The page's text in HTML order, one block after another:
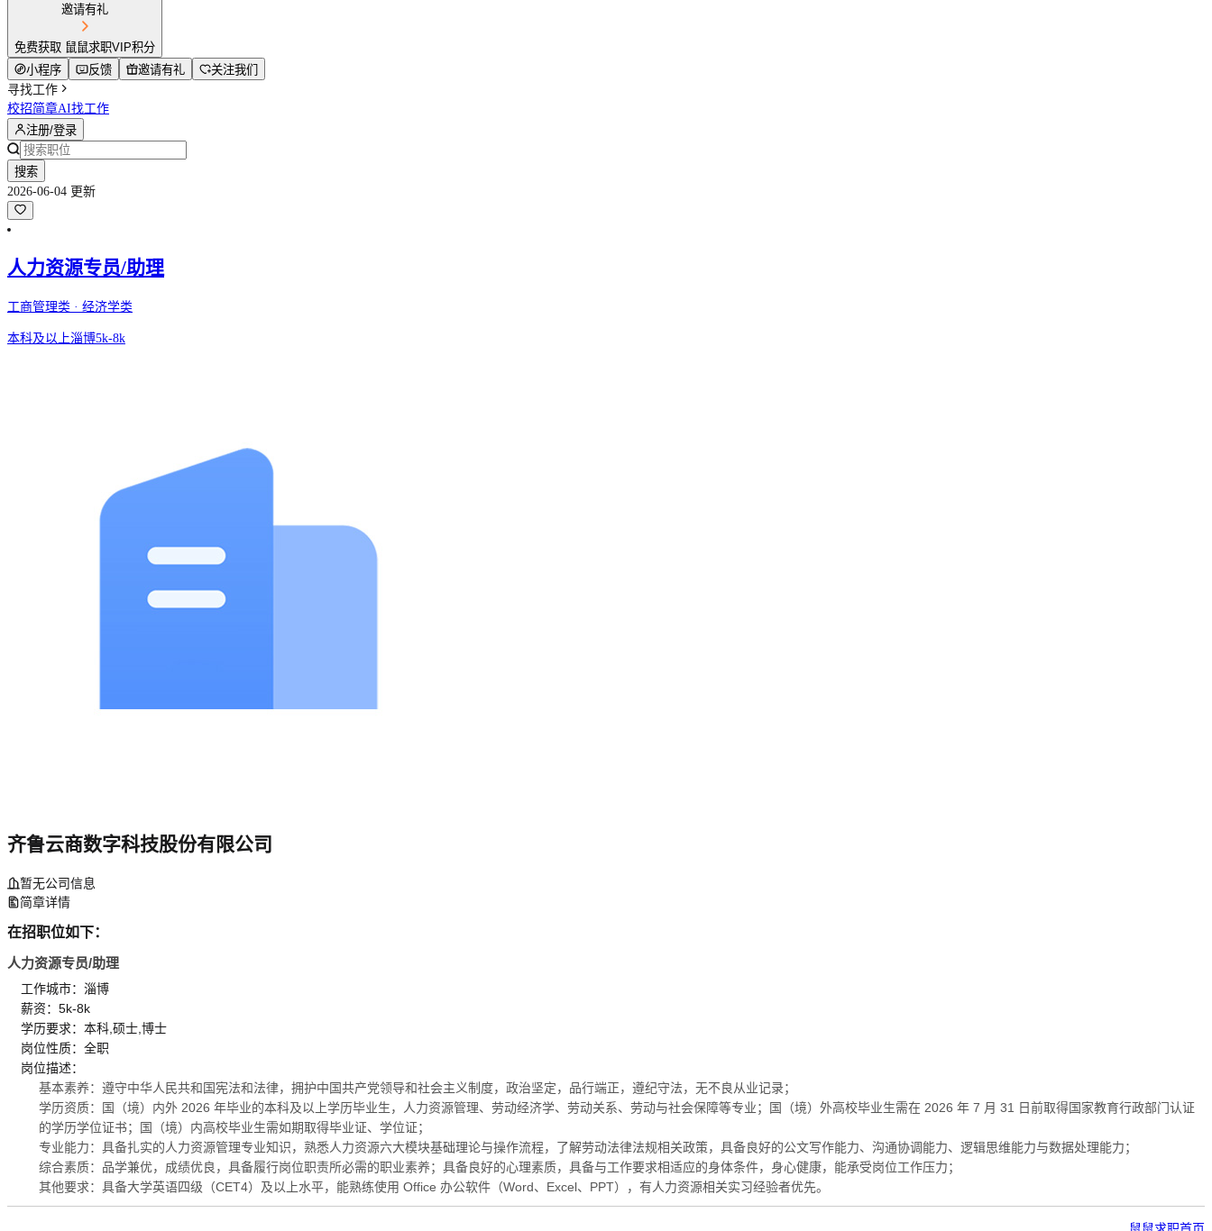
邀请有礼
免费获取 鼠鼠求职VIP积分
小程序 反馈 邀请有礼
关注我们
寻找工作
校招简章AI找工作
注册/登录
搜索
2026-06-04 更新
人力资源专员/助理
工商管理类 · 经济学类
本科及以上淄博5k-8k
齐鲁云商数字科技股份有限公司
暂无公司信息
简章详情
在招职位如下：
人力资源专员/助理
工作城市：淄博
薪资：5k-8k
学历要求：本科,硕士,博士
岗位性质：全职
岗位描述：
基本素养：遵守中华人民共和国宪法和法律，拥护中国共产党领导和社会主义制度，政治坚定，品行端正，遵纪守法，无不良从业记录；
学历资质：国（境）内外 2026 年毕业的本科及以上学历毕业生，人力资源管理、劳动经济学、劳动关系、劳动与社会保障等专业；国（境）外高校毕业生需在 2026 年 7 月 31 日前取得国家教育行政部门认证
的学历学位证书；国（境）内高校毕业生需如期取得毕业证、学位证；
专业能力：具备扎实的人力资源管理专业知识，熟悉人力资源六大模块基础理论与操作流程，了解劳动法律法规相关政策，具备良好的公文写作能力、沟通协调能力、逻辑思维能力与数据处理能力；
综合素质：品学兼优，成绩优良，具备履行岗位职责所必需的职业素养；具备良好的心理素质，具备与工作要求相适应的身体条件，身心健康，能承受岗位工作压力；
其他要求：具备大学英语四级（CET4）及以上水平，能熟练使用 Office 办公软件（Word、Excel、PPT），有人力资源相关实习经验者优先。